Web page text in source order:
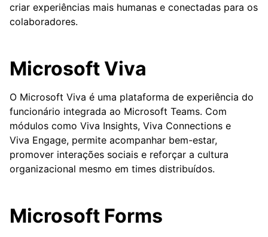
criar experiências mais humanas e conectadas para os
colaboradores.
Microsoft Viva
O Microsoft Viva é uma plataforma de experiência do
funcionário integrada ao Microsoft Teams. Com
módulos como Viva Insights, Viva Connections e
Viva Engage, permite acompanhar bem-estar,
promover interações sociais e reforçar a cultura
organizacional mesmo em times distribuídos.
Microsoft Forms